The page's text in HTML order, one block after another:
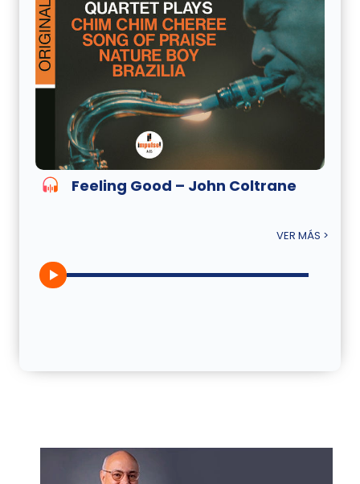
Feeling Good – John Coltrane
VER MÁS >